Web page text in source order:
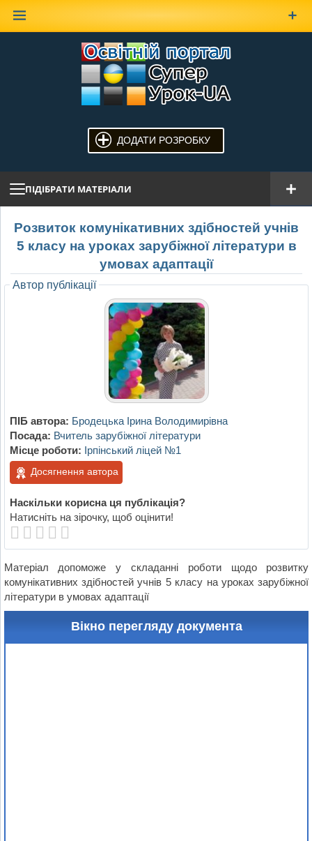
ДОДАТИ РОЗРОБКУ
ПІДІБРАТИ МАТЕРІАЛИ
Розвиток комунікативних здібностей учнів
5 класу на уроках зарубіжної літератури в
умовах адаптації
Автор публікації
ПІБ автора: Бродецька Ірина Володимирівна
Посада: Вчитель зарубіжної літератури
Місце роботи: Ірпінський ліцей №1
Досягнення автора
Наскільки корисна ця публікація?
Натисніть на зірочку, щоб оцінити!
Матеріал допоможе у складанні роботи щодо розвитку
комунікативних здібностей учнів 5 класу на уроках зарубіжної
літератури в умовах адаптації
Вікно перегляду документа